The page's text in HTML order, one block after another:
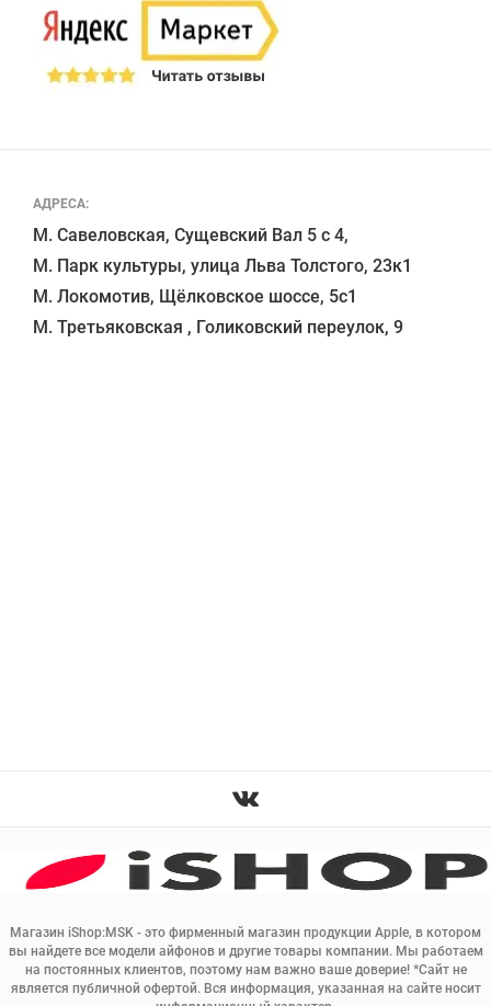
Магазин iShop:MSK - это фирменный магазин продукции Apple, в котором
вы найдете все модели айфонов и другие товары компании. Мы работаем
на постоянных клиентов, поэтому нам важно ваше доверие! *Сайт не
является публичной офертой. Вся информация, указанная на сайте носит
АДРЕСА:
М. Савеловская, Сущевский Вал 5 с 4,
М. Парк культуры, улица Льва Толстого, 23к1
М. Локомотив, Щёлковское шоссе, 5с1